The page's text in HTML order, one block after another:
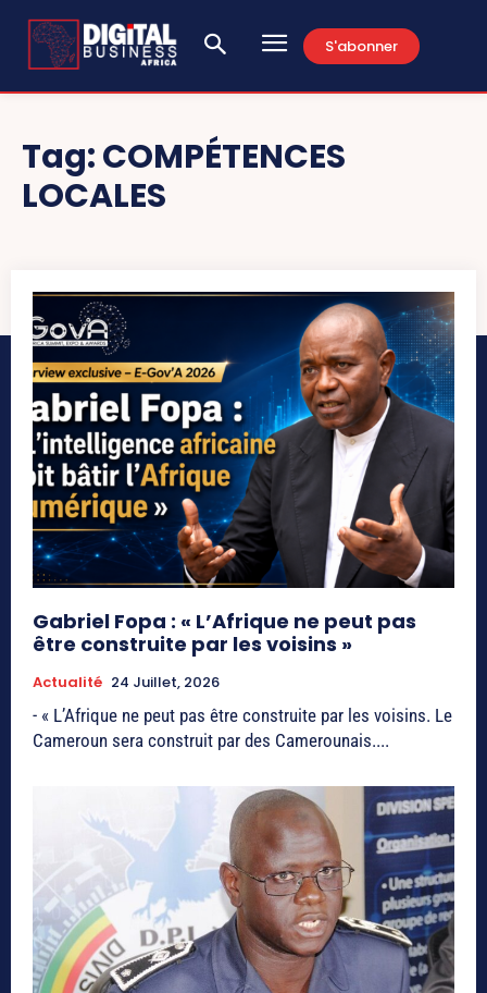
S'abonner
Tag:COMPÉTENCES
LOCALES
Gabriel Fopa : « L’Afrique ne peut pas
être construite par les voisins »
Actualité 24 Juillet, 2026
- « L’Afrique ne peut pas être construite par les voisins. Le
Cameroun sera construit par des Camerounais....